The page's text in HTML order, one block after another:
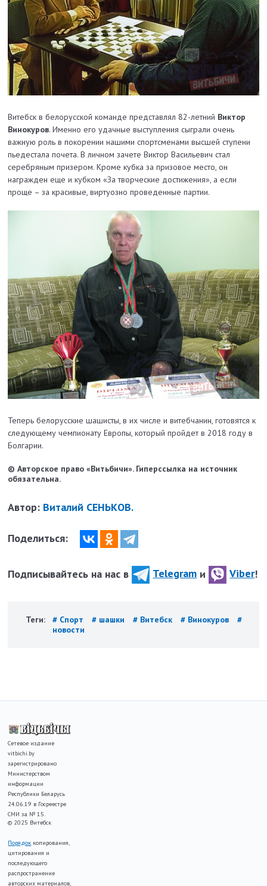
Витебск в белорусской команде представлял 82-летний Виктор
Винокуров. Именно его удачные выступления сыграли очень
важную роль в покорении нашими спортсменами высшей ступени
пьедестала почета. В личном зачете Виктор Васильевич стал
серебряным призером. Кроме кубка за призовое место, он
награжден еще и кубком «За творческие достижения», а если
проще – за красивые, виртуозно проведенные партии.
Теперь белорусские шашисты, в их числе и витебчанин, готовятся к
следующему чемпионату Европы, который пройдет в 2018 году в
Болгарии.
© Авторское право «Витьбичи». Гиперссылка на источник
обязательна.
Автор: Виталий СЕНЬКОВ.
Поделиться:
Подписывайтесь на нас в Telegram и Viber!
Теги: # Спорт # шашки # Витебск # Винокуров
#
новости
Сетевое издание
vitbichi.by
зарегистрировано
Министерством
информации
Республики Беларусь
24.06.19 в Госреестре
СМИ за № 15.
© 2025 Витебск
Порядок копирования,
цитирования и
последующего
распространение
авторских материалов,